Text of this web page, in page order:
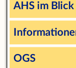
AHS im Blick
OGS